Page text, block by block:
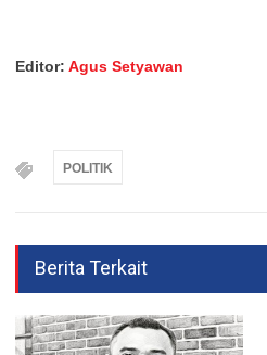
Editor: Agus Setyawan
POLITIK
Berita Terkait